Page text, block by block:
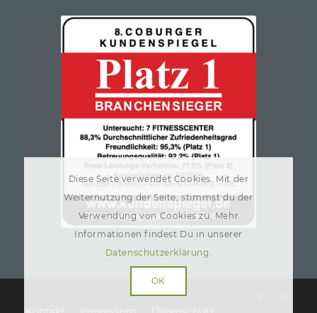
Diese Seite verwendet Cookies. Mit der
Weiternutzung der Seite, stimmst du der
Verwendung von Cookies zu. Mehr
Informationen findest Du in unserer
Datenschutzerklärung .
OK